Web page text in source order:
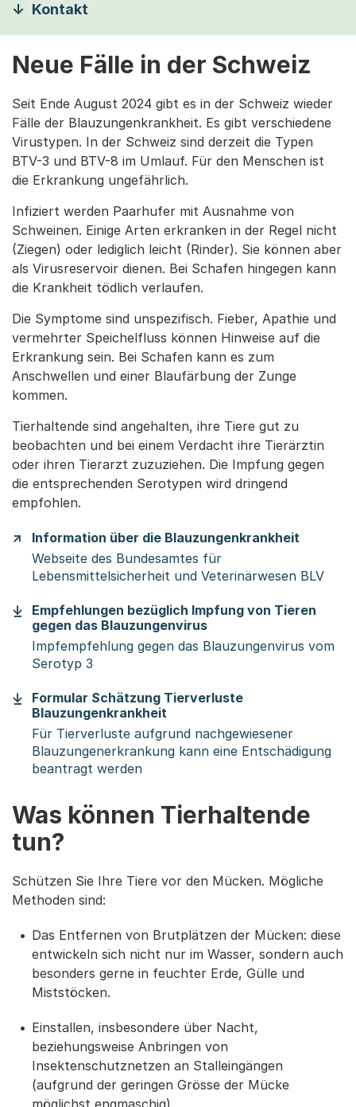
Kontakt
Neue Fälle in der Schweiz
Seit Ende August 2024 gibt es in der Schweiz wieder
Fälle der Blauzungenkrankheit. Es gibt verschiedene
Virustypen. In der Schweiz sind derzeit die Typen
BTV-3 und BTV-8 im Umlauf. Für den Menschen ist
die Erkrankung ungefährlich.
Infiziert werden Paarhufer mit Ausnahme von
Schweinen. Einige Arten erkranken in der Regel nicht
(Ziegen) oder lediglich leicht (Rinder). Sie können aber
als Virusreservoir dienen. Bei Schafen hingegen kann
die Krankheit tödlich verlaufen.
Die Symptome sind unspezifisch. Fieber, Apathie und
vermehrter Speichelfluss können Hinweise auf die
Erkrankung sein. Bei Schafen kann es zum
Anschwellen und einer Blaufärbung der Zunge
kommen.
Tierhaltende sind angehalten, ihre Tiere gut zu
beobachten und bei einem Verdacht ihre Tierärztin
oder ihren Tierarzt zuzuziehen. Die Impfung gegen
die entsprechenden Serotypen wird dringend
empfohlen.
Information über die Blauzungenkrankheit
Webseite des Bundesamtes für
Lebensmittelsicherheit und Veterinärwesen BLV
Empfehlungen bezüglich Impfung von Tieren
gegen das Blauzungenvirus(Startet einen
Impfempfehlung gegen das Blauzungenvirus vom
Serotyp 3
Formular Schätzung Tierverluste
Blauzungenkrankheit
Für Tierverluste aufgrund nachgewiesener
Blauzungenerkrankung kann eine Entschädigung
beantragt werden
Was können Tierhaltende
tun?
Schützen Sie Ihre Tiere vor den Mücken. Mögliche
Methoden sind:
Das Entfernen von Brutplätzen der Mücken: diese
entwickeln sich nicht nur im Wasser, sondern auch
besonders gerne in feuchter Erde, Gülle und
Miststöcken.
Einstallen, insbesondere über Nacht,
beziehungsweise Anbringen von
Insektenschutznetzen an Stalleingängen
(aufgrund der geringen Grösse der Mücke
möglichst engmaschig).